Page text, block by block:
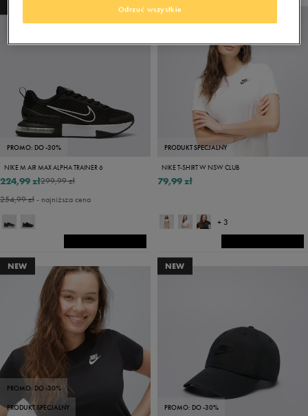
PROMO: DO -30%
NIKE M AIR MAX ALPHA TRAINER 6
299,99 zł
224,99 zł
254,99 zł- najniższa cena
NEW
PRODUKT SPECJALNY
NIKE T-SHIRT W NSW CLUB
79,99 zł
+ 3
NEW
PROMO: DO -30%
PRODUKT SPECJALNY
NEW
PROMO: DO -30%
Odrzuć wszystkie